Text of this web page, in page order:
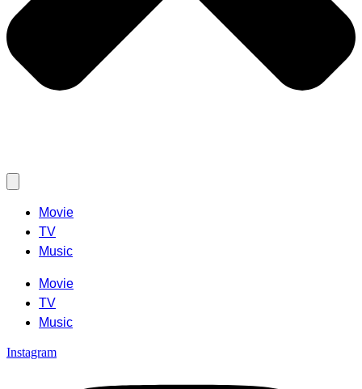
Movie
TV
Music
Movie
TV
Music
Instagram